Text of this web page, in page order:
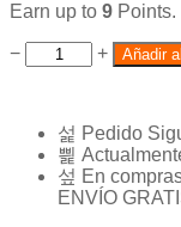
Earn up to 9 Points.
− + Añadir
Pedido
En
ENVÍO